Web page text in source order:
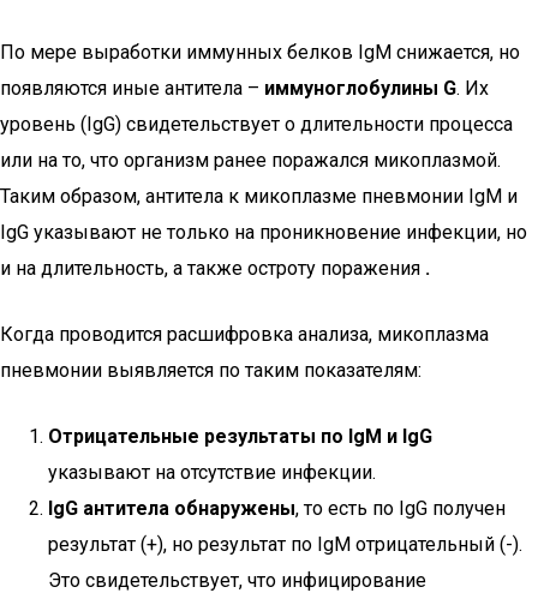
По мере выработки иммунных белков IgM снижается, но
появляются иные антитела – иммуноглобулины G. Их
уровень (IgG) свидетельствует о длительности процесса
или на то, что организм ранее поражался микоплазмой.
Таким образом, антитела к микоплазме пневмонии IgM и
IgG указывают не только на проникновение инфекции, но
и на длительность, а также остроту поражения .
Когда проводится расшифровка анализа, микоплазма
пневмонии выявляется по таким показателям:
Отрицательные результаты по IgM и IgG
указывают на отсутствие инфекции.
IgG антитела обнаружены, то есть по IgG получен
результат (+), но результат по IgM отрицательный (-).
Это свидетельствует, что инфицирование